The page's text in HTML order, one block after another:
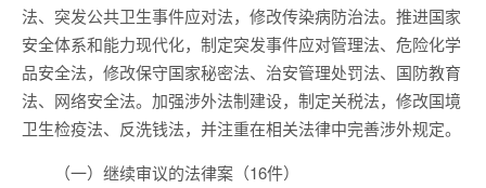
法、突发公共卫生事件应对法，修改传染病防治法。推进国家
安全体系和能力现代化，制定突发事件应对管理法、危险化学
品安全法，修改保守国家秘密法、治安管理处罚法、国防教育
法、网络安全法。加强涉外法制建设，制定关税法，修改国境
卫生检疫法、反洗钱法，并注重在相关法律中完善涉外规定。
（一）继续审议的法律案（16件）